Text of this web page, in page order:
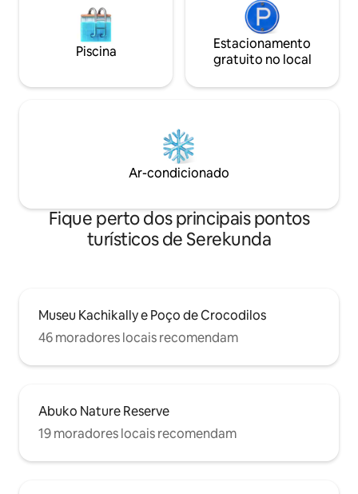
Piscina
Estacionamento
gratuito no local
Ar-condicionado
Fique perto dos principais pontos
turísticos de Serekunda
Museu Kachikally e Poço de Crocodilos
46 moradores locais recomendam
Abuko Nature Reserve
19 moradores locais recomendam